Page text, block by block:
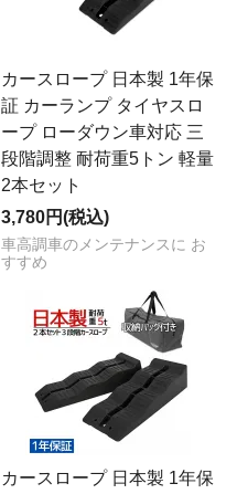
カースロープ 日本製 1年保
証 カーランプ タイヤスロ
ープ ローダウン車対応 三
段階調整 耐荷重5トン 軽量
2本セット
3,780円(税込)
車高調車のメンテナンスに お
すすめ
カースロープ 日本製 1年保